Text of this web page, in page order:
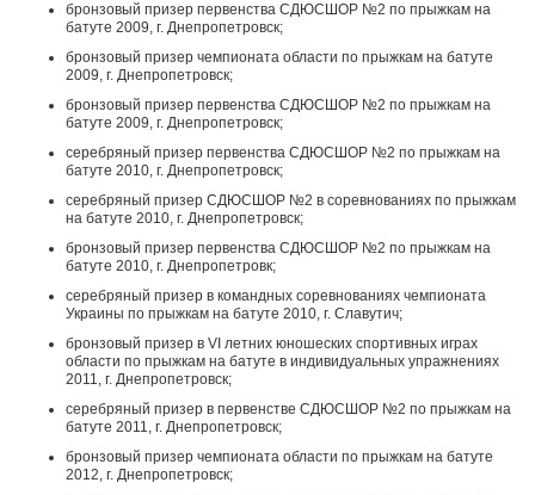
бронзовый призер первенства СДЮСШОР №2 по прыжкам на
батуте 2009, г. Днепропетровск;
бронзовый призер чемпионата области по прыжкам на батуте
2009, г. Днепропетровск;
бронзовый призер первенства СДЮСШОР №2 по прыжкам на
батуте 2009, г. Днепропетровск;
серебряный призер первенства СДЮСШОР №2 по прыжкам на
батуте 2010, г. Днепропетровск;
серебряный призер СДЮСШОР №2 в соревнованиях по прыжкам
на батуте 2010, г. Днепропетровск;
бронзовый призер первенства СДЮСШОР №2 по прыжкам на
батуте 2010, г. Днепропетровк;
серебряный призер в командных соревнованиях чемпионата
Украины по прыжкам на батуте 2010, г. Славутич;
бронзовый призер в VI летних юношеских спортивных играх
области по прыжкам на батуте в индивидуальных упражнениях
2011, г. Днепропетровск;
серебряный призер в первенстве СДЮСШОР №2 по прыжкам на
батуте 2011, г. Днепропетровск;
бронзовый призер чемпионата области по прыжкам на батуте
2012, г. Днепропетровск;